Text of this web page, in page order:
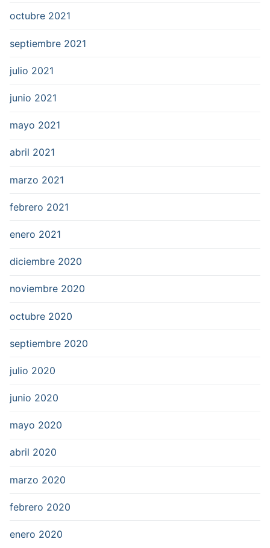
octubre 2021
septiembre 2021
julio 2021
junio 2021
mayo 2021
abril 2021
marzo 2021
febrero 2021
enero 2021
diciembre 2020
noviembre 2020
octubre 2020
septiembre 2020
julio 2020
junio 2020
mayo 2020
abril 2020
marzo 2020
febrero 2020
enero 2020